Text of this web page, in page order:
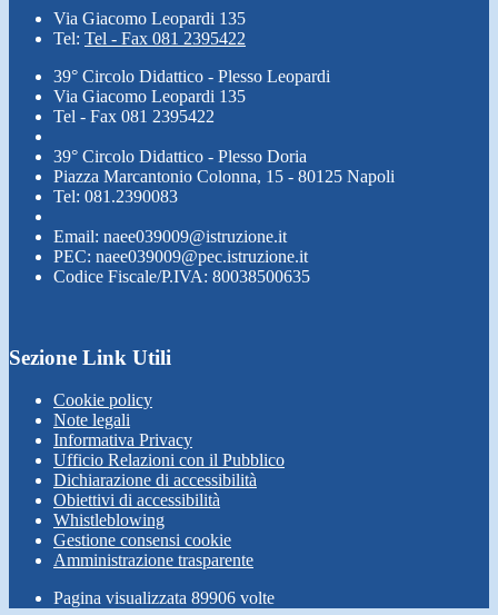
Via Giacomo Leopardi 135
Tel: Tel - Fax 081 2395422
39° Circolo Didattico - Plesso Leopardi
Via Giacomo Leopardi 135
Tel - Fax 081 2395422
39° Circolo Didattico - Plesso Doria
Piazza Marcantonio Colonna, 15 - 80125 Napoli
Tel: 081.2390083
Email: naee039009@istruzione.it
PEC: naee039009@pec.istruzione.it
Codice Fiscale/P.IVA: 80038500635
Sezione Link Utili
Cookie policy
Note legali
Informativa Privacy
Ufficio Relazioni con il Pubblico
Dichiarazione di accessibilità
Obiettivi di accessibilità
Whistleblowing
Gestione consensi cookie
Amministrazione trasparente
Pagina visualizzata 89906 volte